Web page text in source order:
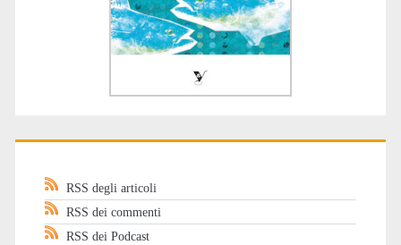
RSS degli articoli
RSS dei commenti
RSS dei Podcast